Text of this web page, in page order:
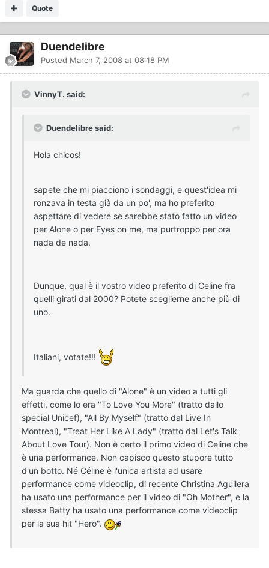
Quote
Duendelibre
Posted March 7, 2008 at 08:18 PM
VinnyT. said:
Duendelibre said:
Hola chicos!
sapete che mi piacciono i sondaggi, e quest'idea mi
ronzava in testa già da un po', ma ho preferito
aspettare di vedere se sarebbe stato fatto un video
per Alone o per Eyes on me, ma purtroppo per ora
nada de nada.
Dunque, qual è il vostro video preferito di Celine fra
quelli girati dal 2000? Potete sceglierne anche più di
uno.
Italiani, votate!!!
Ma guarda che quello di "Alone" è un video a tutti gli
effetti, come lo era "To Love You More" (tratto dallo
special Unicef), "All By Myself" (tratto dal Live In
Montreal), "Treat Her Like A Lady" (tratto dal Let's Talk
About Love Tour). Non è certo il primo video di Celine che
è una performance. Non capisco questo stupore tutto
d'un botto. Né Céline è l'unica artista ad usare
performance come videoclip, di recente Christina Aguilera
ha usato una performance per il video di "Oh Mother", e la
stessa Batty ha usato una performance come videoclip
per la sua hit "Hero".